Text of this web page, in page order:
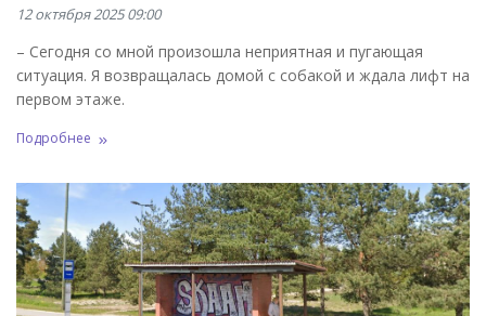
12 октября 2025 09:00
– Сегодня со мной произошла неприятная и пугающая
ситуация. Я возвращалась домой с собакой и ждала лифт на
первом этаже.
Подробнее